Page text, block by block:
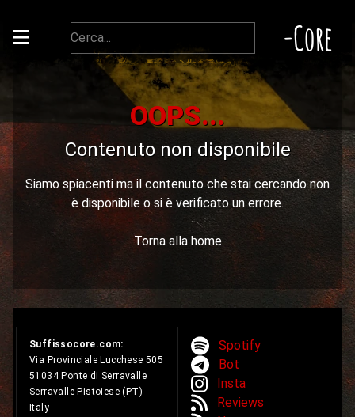
-Core
OOPS...
Contenuto non disponibile
Siamo spiacenti ma il contenuto che stai cercando non
è disponibile o si è verificato un errore.
Torna alla home
Suffissocore.com:
Via Provinciale Lucchese 505
51034 Ponte di Serravalle
Serravalle Pistoiese (PT)
Italy
Spotify
Bot
Insta
Reviews